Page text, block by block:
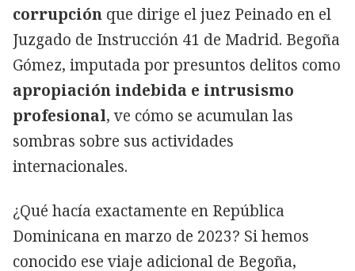
corrupción que dirige el juez Peinado en el
Juzgado de Instrucción 41 de Madrid. Begoña
Gómez, imputada por presuntos delitos como
apropiación indebida e intrusismo
profesional, ve cómo se acumulan las
sombras sobre sus actividades
internacionales.
¿Qué hacía exactamente en República
Dominicana en marzo de 2023? Si hemos
conocido ese viaje adicional de Begoña,